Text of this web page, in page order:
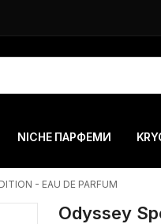
NICHE ПАРФЕМИ
- EAU DE PARFUM
Odyssey